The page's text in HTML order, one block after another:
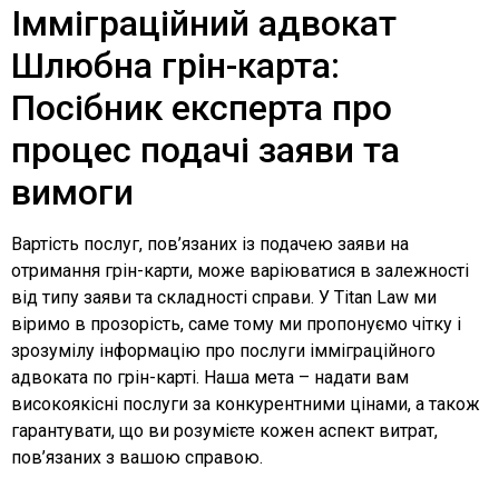
Імміграційний адвокат
Шлюбна грін-карта:
Посібник експерта про
процес подачі заяви та
вимоги
Вартість послуг, пов’язаних із подачею заяви на
отримання грін-карти, може варіюватися в залежності
від типу заяви та складності справи. У Titan Law ми
віримо в прозорість, саме тому ми пропонуємо чітку і
зрозумілу інформацію про послуги імміграційного
адвоката по грін-карті. Наша мета – надати вам
високоякісні послуги за конкурентними цінами, а також
гарантувати, що ви розумієте кожен аспект витрат,
пов’язаних з вашою справою.